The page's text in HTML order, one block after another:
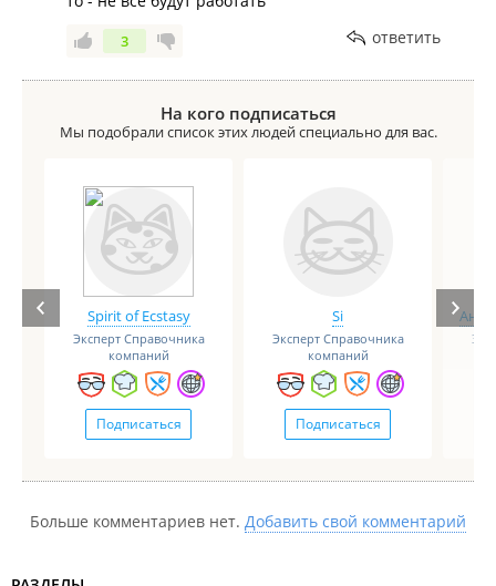
3 ответить
На кого подписаться
Мы подобрали список этих людей специально для вас.
Spirit of Ecstasy
Эксперт Справочника
компаний
Подписаться
Si
Эксперт Справочника
компаний
Подписаться
Больше комментариев нет. Добавить свой комментарий